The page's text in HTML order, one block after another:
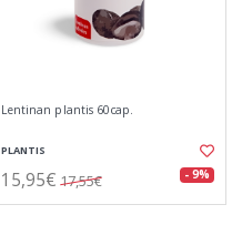
Lentinan plantis 60cap.
PLANTIS
15,95€ 17,55€ - 9%